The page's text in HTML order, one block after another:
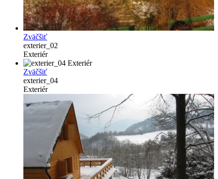
Zväčšiť
exterier_02
Exteriér
Zväčšiť
exterier_04
Exteriér